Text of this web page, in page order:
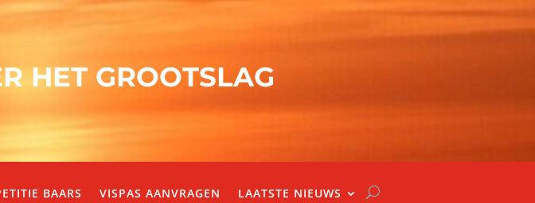
HET GROOTSLAG
BAARS VISPAS AANVRAGEN LAATSTE NIEUWS